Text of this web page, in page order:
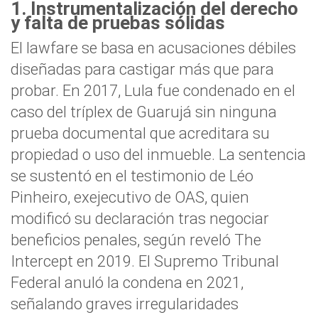
1. Instrumentalización del derecho
y falta de pruebas sólidas
El lawfare se basa en acusaciones débiles
diseñadas para castigar más que para
probar. En 2017, Lula fue condenado en el
caso del tríplex de Guarujá sin ninguna
prueba documental que acreditara su
propiedad o uso del inmueble. La sentencia
se sustentó en el testimonio de Léo
Pinheiro, exejecutivo de OAS, quien
modificó su declaración tras negociar
beneficios penales, según reveló The
Intercept en 2019. El Supremo Tribunal
Federal anuló la condena en 2021,
señalando graves irregularidades